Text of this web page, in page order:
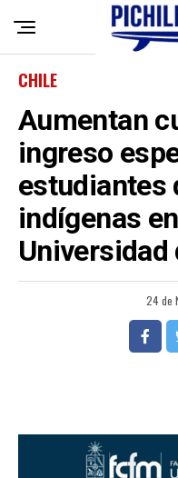
CHILE
Aumentan
ingreso
estudiantes
indígenas
Universidad
24 de